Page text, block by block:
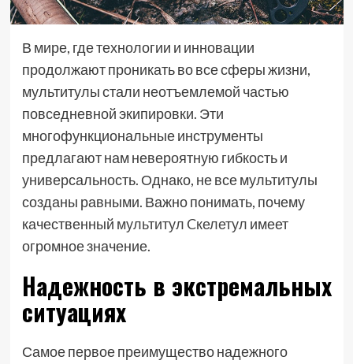
В мире, где технологии и инновации
продолжают проникать во все сферы жизни,
мультитулы стали неотъемлемой частью
повседневной экипировки. Эти
многофункциональные инструменты
предлагают нам невероятную гибкость и
универсальность. Однако, не все мультитулы
созданы равными. Важно понимать, почему
качественный мультитул Cкелетул имеет
огромное значение.
Надежность в экстремальных
ситуациях
Самое первое преимущество надежного